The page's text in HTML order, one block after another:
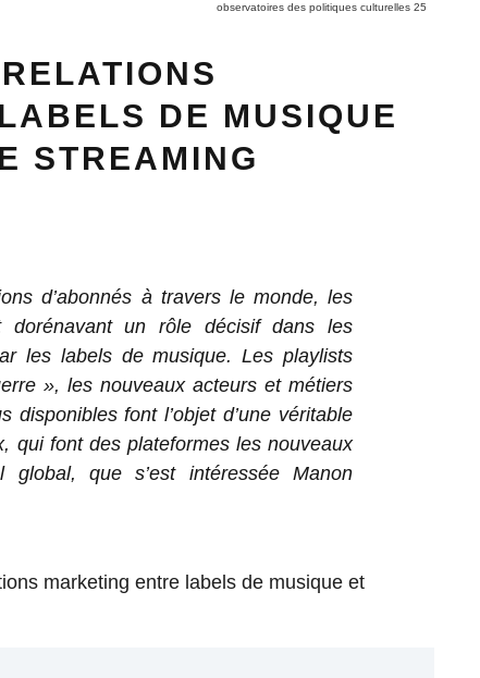
observatoires des politiques culturelles 25
DE MUSIQUE
STREAMING
d’abonnés à travers le monde, les
dorénavant un rôle décisif dans les
les labels de musique. Les playlists
», les nouveaux acteurs et métiers
disponibles font l’objet d’une véritable
qui font des plateformes les nouveaux
global, que s’est intéressée Manon
marketing entre labels de musique et